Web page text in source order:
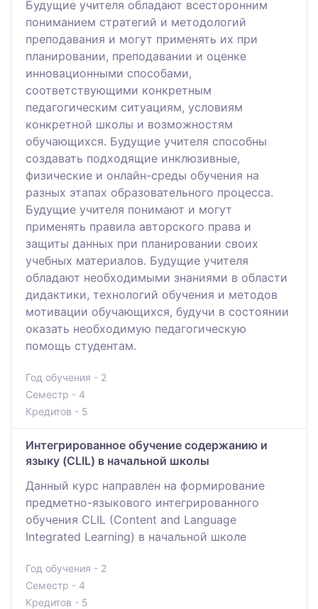
Будущие учителя обладают всесторонним
пониманием стратегий и методологий
преподавания и могут применять их при
планировании, преподавании и оценке
инновационными способами,
соответствующими конкретным
педагогическим ситуациям, условиям
конкретной школы и возможностям
обучающихся. Будущие учителя способны
создавать подходящие инклюзивные,
физические и онлайн-среды обучения на
разных этапах образовательного процесса.
Будущие учителя понимают и могут
применять правила авторского права и
защиты данных при планировании своих
учебных материалов. Будущие учителя
обладают необходимыми знаниями в области
дидактики, технологий обучения и методов
мотивации обучающихся, будучи в состоянии
оказать необходимую педагогическую
помощь студентам.
Год обучения - 2
Семестр - 4
Кредитов - 5
Интегрированное обучение содержанию и
языку (CLIL) в начальной школы
Данный курс направлен на формирование
предметно-языкового интегрированного
обучения CLIL (Content and Language
Integrated Learning) в начальной школе
Год обучения - 2
Семестр - 4
Кредитов - 5